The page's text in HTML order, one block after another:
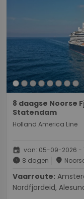
8 daagse Noorse
Statendam
Holland America Line
event van: 05-09-2026 -
schedule 8 dagen place
Vaarroute:
Nordfjordeid,